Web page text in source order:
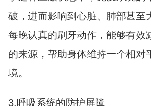
破，进而影响到心脏、肺部甚至
每晚认真的刷牙动作，能够有效
的来源，帮助身体维持一个相对
境。
3.呼吸系统的防护屏障